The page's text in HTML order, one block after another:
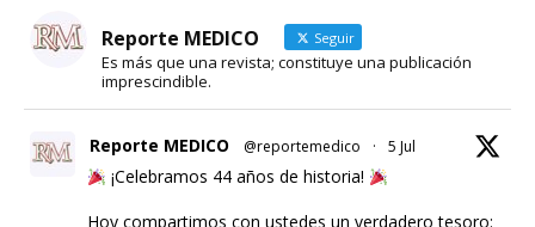
Reporte MEDICO Seguir
Es más que una revista; constituye una publicación
imprescindible.
Reporte MEDICO @reportemedico · 5 Jul
¡Celebramos 44 años de historia!
Hoy compartimos con ustedes un verdadero tesoro: